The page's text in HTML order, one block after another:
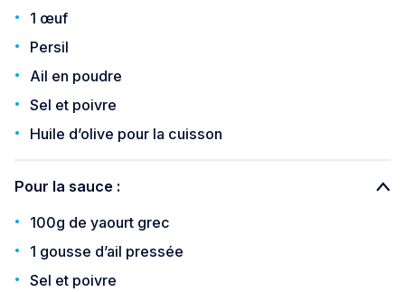
1 œuf
Persil
Ail en poudre
Sel et poivre
Huile d’olive pour la cuisson
Pour la sauce :
100g de yaourt grec
1 gousse d’ail pressée
Sel et poivre